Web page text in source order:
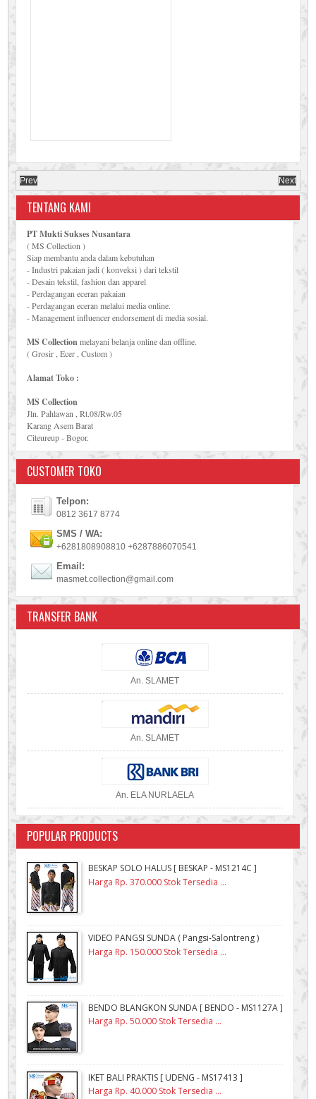
Prev Next
TENTANG KAMI
PT Mukti Sukses Nusantara
( MS Collection )
Siap membantu anda dalam kebutuhan
- Industri pakaian jadi ( konveksi ) dari tekstil
- Desain tekstil, fashion dan apparel
- Perdagangan eceran pakaian
- Perdagangan eceran melalui media online.
- Management influencer endorsement di media sosial.
MS Collectionmelayani belanja online dan offline.
( Grosir , Ecer , Custom )
Alamat Toko :
MS Collection
Jln. Pahlawan , Rt.08/Rw.05
Karang Asem Barat
Citeureup - Bogor.
CUSTOMER TOKO
Telpon:
0812 3617 8774
SMS / WA:
+6281808908810 +6287886070541
Email:
masmet.collection@gmail.com
TRANSFER BANK
An. SLAMET
An. SLAMET
An. ELA NURLAELA
POPULAR PRODUCTS
BESKAP SOLO HALUS [ BESKAP - MS1214C ]
Harga Rp. 370.000 Stok Tersedia ...
VIDEO PANGSI SUNDA ( Pangsi-Salontreng )
Harga Rp. 150.000 Stok Tersedia ...
BENDO BLANGKON SUNDA [ BENDO - MS1127A ]
Harga Rp. 50.000 Stok Tersedia ...
IKET BALI PRAKTIS [ UDENG - MS17413 ]
Harga Rp. 40.000 Stok Tersedia ...